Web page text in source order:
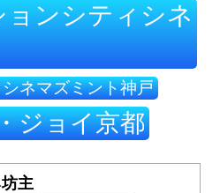
ョンシティシネ
ネマズミント神戸
ジョイ京都
主